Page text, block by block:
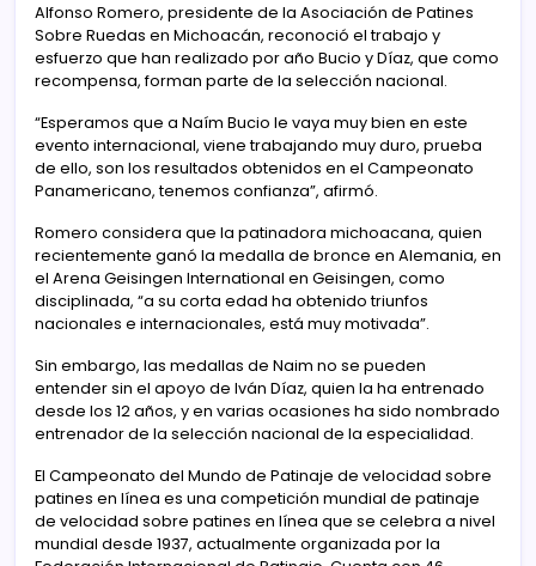
Alfonso Romero, presidente de la Asociación de Patines
Sobre Ruedas en Michoacán, reconoció el trabajo y
esfuerzo que han realizado por año Bucio y Díaz, que como
recompensa, forman parte de la selección nacional.
“Esperamos que a Naím Bucio le vaya muy bien en este
evento internacional, viene trabajando muy duro, prueba
de ello, son los resultados obtenidos en el Campeonato
Panamericano, tenemos confianza”, afirmó.
Romero considera que la patinadora michoacana, quien
recientemente ganó la medalla de bronce en Alemania, en
el Arena Geisingen International en Geisingen, como
disciplinada, “a su corta edad ha obtenido triunfos
nacionales e internacionales, está muy motivada”.
Sin embargo, las medallas de Naim no se pueden
entender sin el apoyo de Iván Díaz, quien la ha entrenado
desde los 12 años, y en varias ocasiones ha sido nombrado
entrenador de la selección nacional de la especialidad.
El Campeonato del Mundo de Patinaje de velocidad sobre
patines en línea es una competición mundial de patinaje
de velocidad sobre patines en línea que se celebra a nivel
mundial desde 1937, actualmente organizada por la